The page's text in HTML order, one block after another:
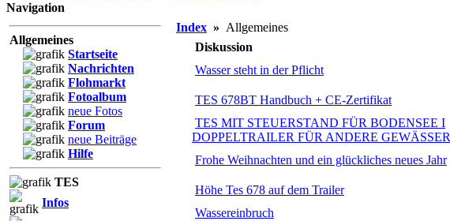
Navigation
Allgemeines
Startseite
Nachrichten
Flohmarkt
Fotoalbum
neue Fotos
Forum
neue Beiträge
Hilfe
TES
Infos
Index » Allgemeines
Diskussion
Wasser steht in der Pflicht
TES 678BT Handbuch + CE-Zertifikat
TES MIT STEUERSTAND FÜR BODENSEE I
DOPPELTRAILER FÜR ANDERE GEWÄSSER
Frohe Weihnachten und ein glückliches neues Jahr
Höhe Tes 678 auf dem Trailer
Wassereinbruch